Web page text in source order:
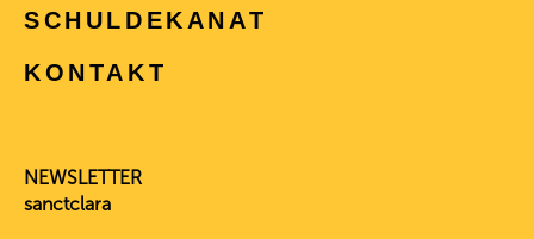
SCHULDEKANAT
KONTAKT
NEWSLETTER
sanctclara